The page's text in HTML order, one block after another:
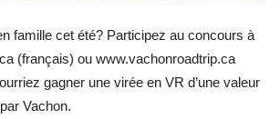
famille cet été? Participez au concours à
(français) ou www.vachonroadtrip.ca
gagner une virée en VR d’une valeur
Vachon.